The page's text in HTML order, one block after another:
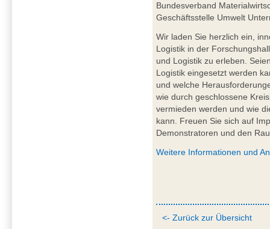
Bundesverband
Geschäftsstelle Umwelt
Wir laden Sie herzlich ein,
Logistik in der
und Logistik zu erleben.
Logistik eingesetzt werden
und welche
wie durch geschlossene
vermieden werden und wie
kann. Freuen Sie sich auf
Demonstratoren und den
Weitere Informationen und
<- Zurück zur Übersicht